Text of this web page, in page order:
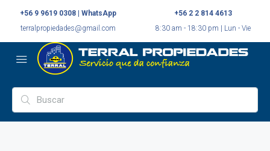
+56 9 9619 0308 | WhatsApp
terralpropiedades@gmail.com
+56 2 2 814 4613
8:30 am - 18:30 pm | Lun - Vie